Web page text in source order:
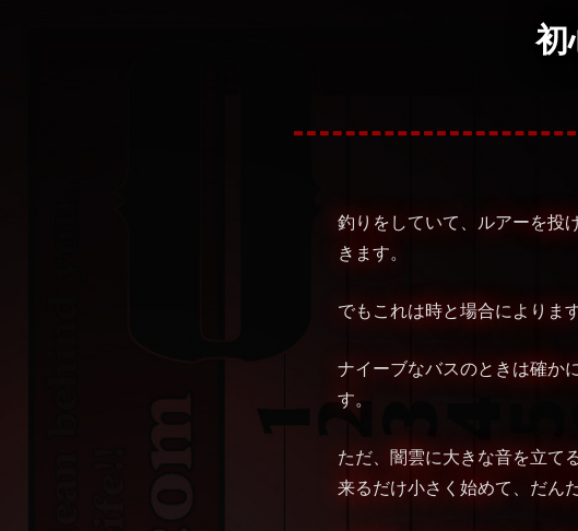
初
釣りをしていて、ルアーを投
きます。
でもこれは時と場合によります
ナイーブなバスのときは確か
す。
ただ、闇雲に大きな音を立て
来るだけ小さく始めて、だん